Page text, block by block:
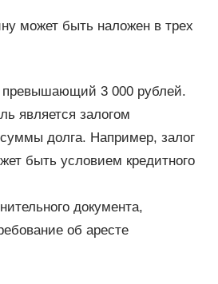
может быть наложен в трех
превышающий 3 000 рублей.
является залогом
долга. Например, залог
быть условием кредитного
документа,
об аресте